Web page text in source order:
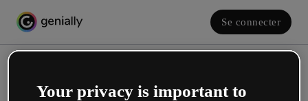
Se connecter
Your privacy is important to